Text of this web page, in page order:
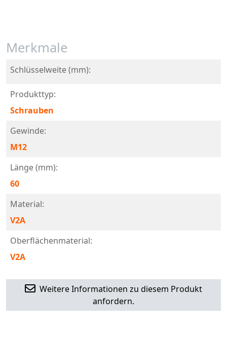
Merkmale
Schlüsselweite (mm):
Produkttyp:
Schrauben
Gewinde:
M12
Länge (mm):
60
Material:
V2A
Oberflächenmaterial:
V2A
Weitere Informationen zu diesem Produkt
anfordern.